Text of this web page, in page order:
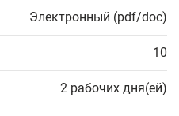
Электронный (pdf/doc)
10
2 рабочих дня(ей)